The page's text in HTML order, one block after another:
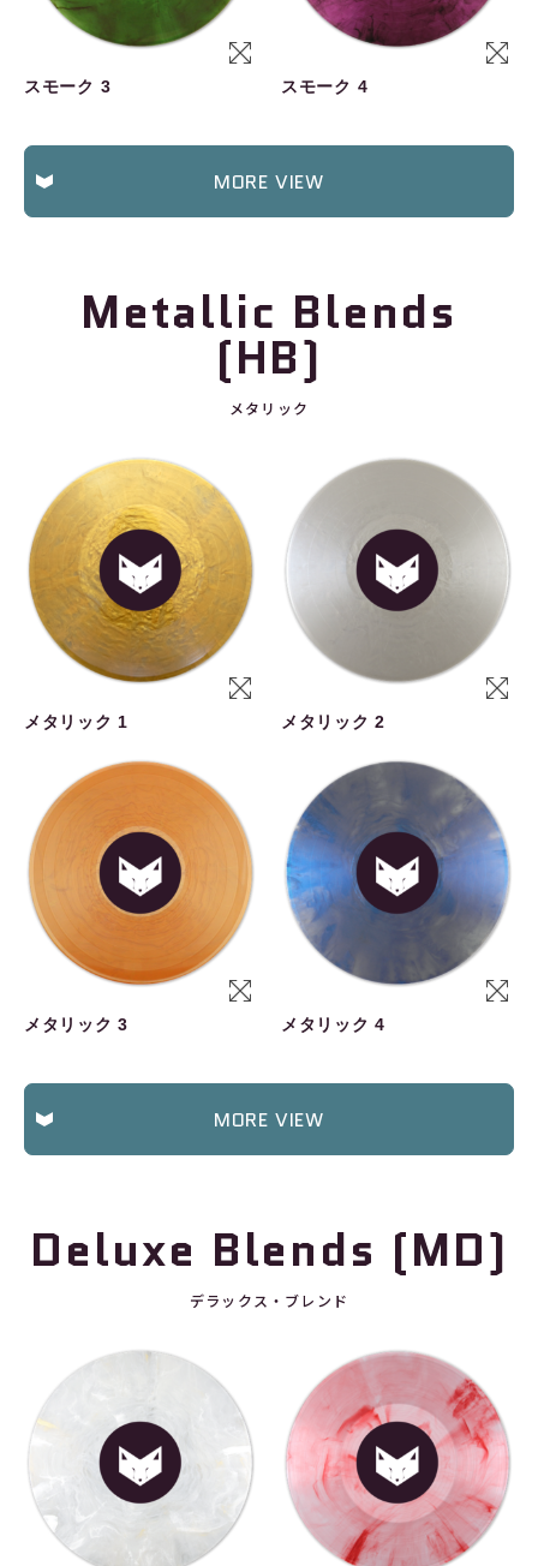
スモーク 3 スモーク 4
MORE VIEW
Metallic Blends
(HB)
メタリック
メタリック 1 メタリック 2
メタリック 3 メタリック 4
MORE VIEW
Deluxe Blends (MD)
デラックス・ブレンド